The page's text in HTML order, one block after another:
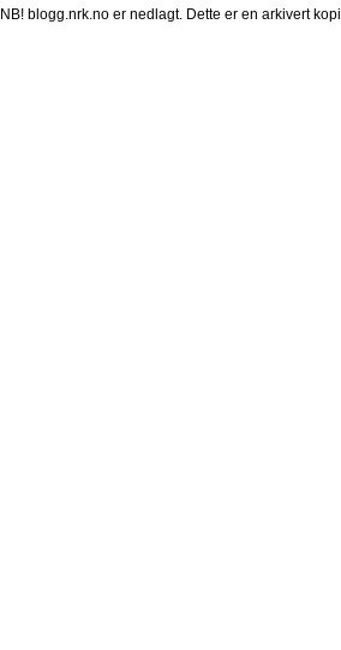
NB! blogg.nrk.no er nedlagt. Dette er en arkivert kopi